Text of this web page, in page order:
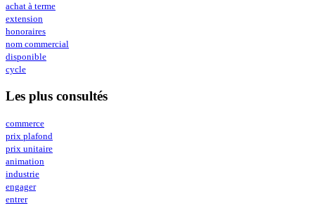
achat à terme
extension
honoraires
nom commercial
disponible
cycle
Les plus consultés
commerce
prix plafond
prix unitaire
animation
industrie
engager
entrer